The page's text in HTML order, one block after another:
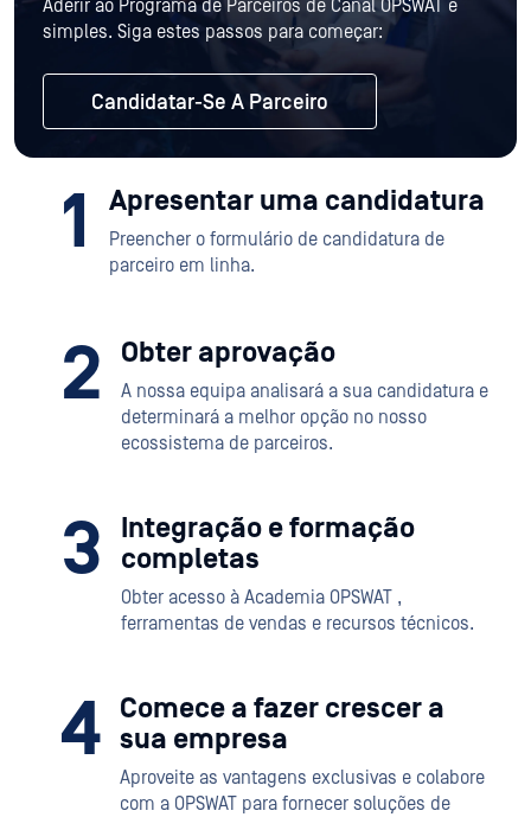
Aderir ao Programa de Parceiros de Canal OPSWAT é
simples. Siga estes passos para começar:
Candidatar-Se A Parceiro
1 Apresentar uma candidatura
Preencher o formulário de candidatura de
parceiro em linha.
2 Obter aprovação
A nossa equipa analisará a sua candidatura e
determinará a melhor opção no nosso
ecossistema de parceiros.
3
Integração e formação
completas
Obter acesso à Academia OPSWAT ,
ferramentas de vendas e recursos técnicos.
4
Comece a fazer crescer a
sua empresa
Aproveite as vantagens exclusivas e colabore
com a OPSWAT para fornecer soluções de